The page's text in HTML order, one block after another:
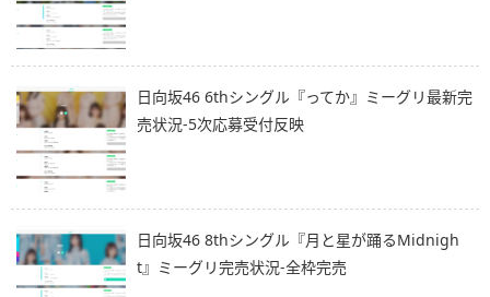
日向坂46 6thシングル『ってか』ミーグリ最新完
売状況-5次応募受付反映
日向坂46 8thシングル『月と星が踊るMidnigh
t』ミーグリ完売状況-全枠完売